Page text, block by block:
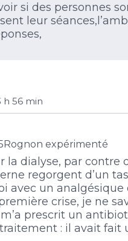
si des personnes
leur
h 56 min
Rognon expérimenté
la dialyse, par
regorgent d’un
avec un
crise, je ne
prescrit un
: il avait